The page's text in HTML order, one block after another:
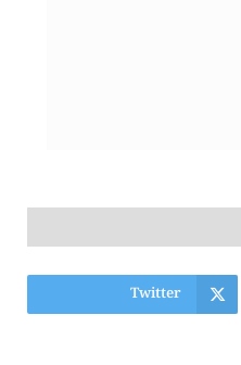
Twitter